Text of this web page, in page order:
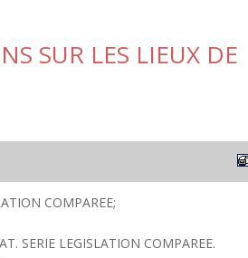
SUR LES LIEUX DE
COMPAREE;
SERIE LEGISLATION COMPAREE.